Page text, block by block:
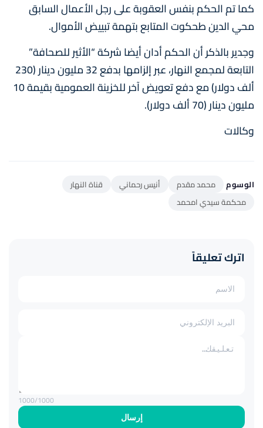
كما تم الحكم بنفس العقوبة على رجل الأعمال السابق
محي الدين طحكوت المتابع بتهمة تبييض الأموال.
وجدير بالذكر أن الحكم أدان أيضا شركة “الأثير للصحافة”
التابعة لمجمع النهار، عبر إلزامها بدفع 32 مليون دينار (230
ألف دولار) مع دفع تعويض آخر للخزينة العمومية بقيمة 10
مليون دينار (70 ألف دولار).
وكالات
الوسوم محمد مقدم أنيس رحماني
قناة النهار
محكمة سيدي امحمد
اترك تعليقاً
إرسال
1000/1000